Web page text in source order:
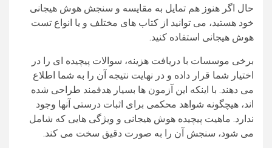
حال اگر هنوز هم تمایل به مقایسه و سنجش هوش هیجانی
خود هستید، می‌ توانید از کتاب‌ های مختلف و یا انواع تست
هوش هیجانی استفاده کنید.
برخی موسسات با دریافت هزینه، سوالات پیچیده‌ ای را در
اختیار شما قرار داده و در نهایت نتیجه آن را به شما اطلاع
می‌ دهند. با اینکه این آزمون‌ ها بسیار هدفمند طراحی شده‌
اند، هیچگونه شواهد محکمی برای اثبات درستی آنها وجود
ندارد. ماهیت پیچیده هوش هیجانی و ویژگی‌ هایی که شامل
می‌ شود، سنجش آن را به صورت دقیق سخت می‌ کند.